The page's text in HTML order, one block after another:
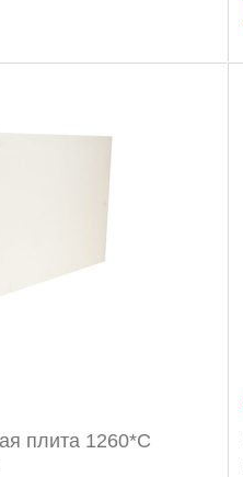
плита 1260*С